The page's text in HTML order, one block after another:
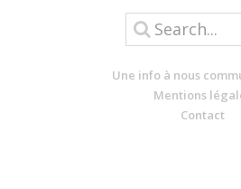
Une info à nous
Mentions
Contact